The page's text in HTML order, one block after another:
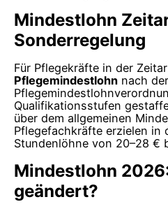
Mindestlohn
Sonderregelung
Für Pflegekräfte in der
Pflegemindestlohn nach der
Qualifikationsstufen
über dem allgemeinen
Pflegefachkräfte erzielen in
Stundenlöhne von 20–28 €
Mindestlohn
geändert?